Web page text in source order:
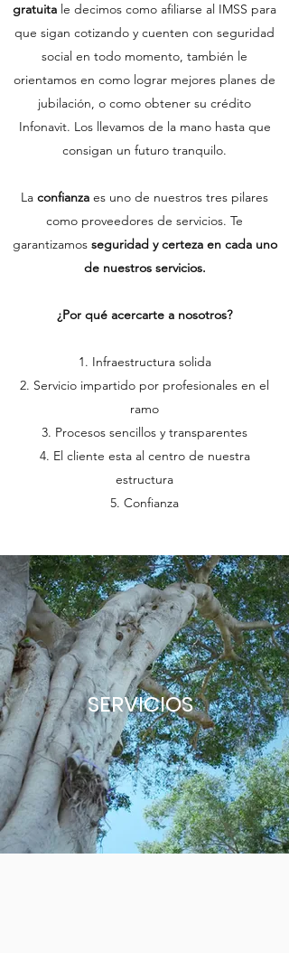
gratuita le decimos como afiliarse al IMSS para
que sigan cotizando y cuenten con seguridad
social en todo momento, también le
orientamos en como lograr mejores planes de
jubilación, o como obtener su crédito
Infonavit. Los llevamos de la mano hasta que
consigan un futuro tranquilo.
La confianza es uno de nuestros tres pilares
como proveedores de servicios. Te
garantizamos seguridad y certeza en cada uno
de nuestros servicios.
¿Por qué acercarte a nosotros?
Infraestructura solida
Servicio impartido por profesionales en el
ramo
Procesos sencillos y transparentes
El cliente esta al centro de nuestra
estructura
Confianza
SERVICIOS